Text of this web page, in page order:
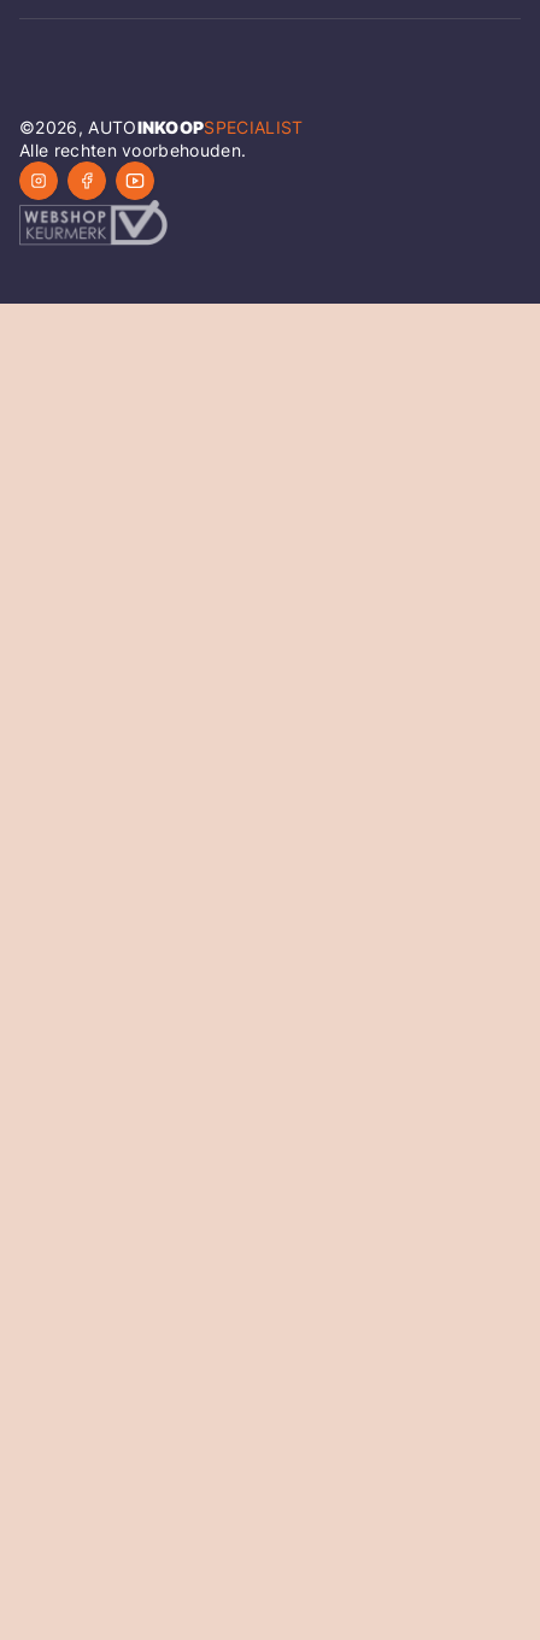
©2026, AUTOINKOOPSPECIALIST
Alle rechten voorbehouden.